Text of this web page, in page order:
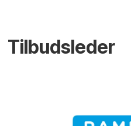
Tilbudsleder